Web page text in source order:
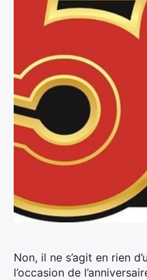
Non, il ne s’agit en rien
l’occasion de